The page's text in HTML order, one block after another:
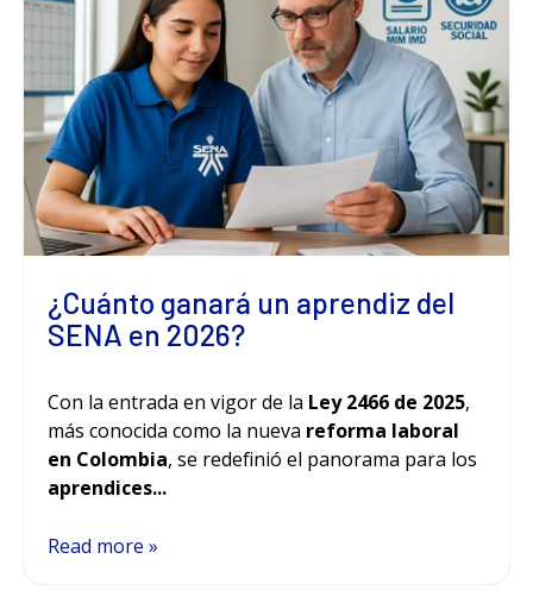
¿Cuánto ganará un aprendiz del
SENA en 2026?
Con la entrada en vigor de la Ley 2466 de 2025,
más conocida como la nueva reforma laboral
en Colombia, se redefinió el panorama para los
aprendices...
Read more »